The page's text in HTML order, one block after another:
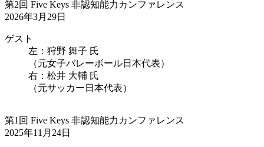
第2回 Five Keys 非認知能力カンファレンス
2026年3月29日
ゲスト
左：狩野 舞子 氏
（元女子バレーボール日本代表）
右：松井 大輔 氏
（元サッカー日本代表）
第1回 Five Keys 非認知能力カンファレンス
2025年11月24日